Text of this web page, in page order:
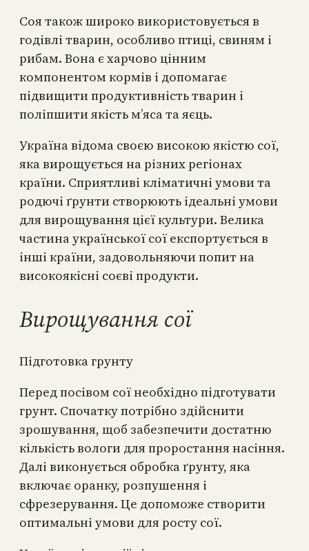
Соя також широко використовується в
годівлі тварин, особливо птиці, свиням і
рибам. Вона є харчово цінним
компонентом кормів і допомагає
підвищити продуктивність тварин і
поліпшити якість м’яса та яєць.
Україна відома своєю високою якістю сої,
яка вирощується на різних регіонах
країни. Сприятливі кліматичні умови та
родючі ґрунти створюють ідеальні умови
для вирощування цієї культури. Велика
частина української сої експортується в
інші країни, задовольняючи попит на
високоякісні соєві продукти.
Вирощування сої
Підготовка грунту
Перед посівом сої необхідно підготувати
грунт. Спочатку потрібно здійснити
зрошування, щоб забезпечити достатню
кількість вологи для проростання насіння.
Далі виконується обробка ґрунту, яка
включає оранку, розпушення і
сфрезерування. Це допоможе створити
оптимальні умови для росту сої.